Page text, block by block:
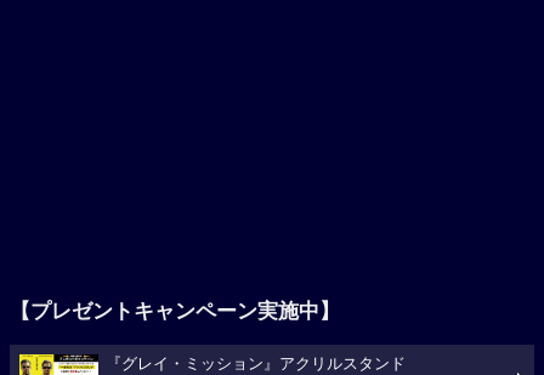
【プレゼントキャンペーン実施中】
『グレイ・ミッション』アクリルスタンド